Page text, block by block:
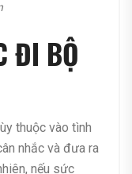
ĐI BỘ
thuộc vào tình
nhắc và đưa ra
nếu sức